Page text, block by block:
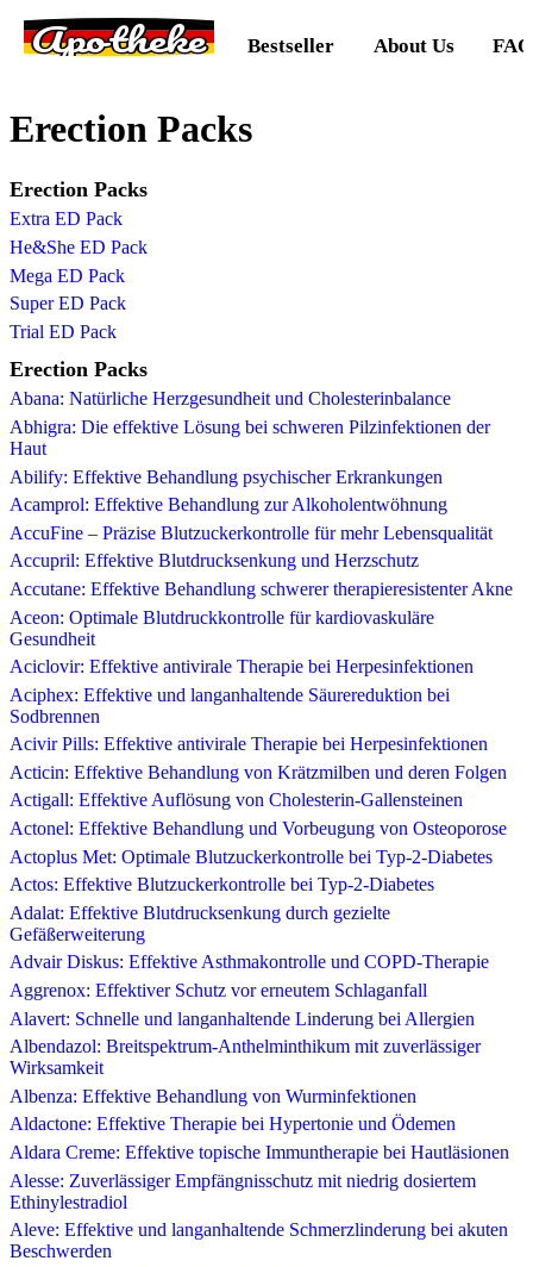
Apotheke Bestseller About Us FAQ
Erection Packs
Erection Packs
Extra ED Pack
He&She ED Pack
Mega ED Pack
Super ED Pack
Trial ED Pack
Erection Packs
Abana: Natürliche Herzgesundheit und Cholesterinbalance
Abhigra: Die effektive Lösung bei schweren Pilzinfektionen der
Haut
Abilify: Effektive Behandlung psychischer Erkrankungen
Acamprol: Effektive Behandlung zur Alkoholentwöhnung
AccuFine – Präzise Blutzuckerkontrolle für mehr Lebensqualität
Accupril: Effektive Blutdrucksenkung und Herzschutz
Accutane: Effektive Behandlung schwerer therapieresistenter Akne
Aceon: Optimale Blutdruckkontrolle für kardiovaskuläre
Gesundheit
Aciclovir: Effektive antivirale Therapie bei Herpesinfektionen
Aciphex: Effektive und langanhaltende Säurereduktion bei
Sodbrennen
Acivir Pills: Effektive antivirale Therapie bei Herpesinfektionen
Acticin: Effektive Behandlung von Krätzmilben und deren Folgen
Actigall: Effektive Auflösung von Cholesterin-Gallensteinen
Actonel: Effektive Behandlung und Vorbeugung von Osteoporose
Actoplus Met: Optimale Blutzuckerkontrolle bei Typ-2-Diabetes
Actos: Effektive Blutzuckerkontrolle bei Typ-2-Diabetes
Adalat: Effektive Blutdrucksenkung durch gezielte
Gefäßerweiterung
Advair Diskus: Effektive Asthmakontrolle und COPD-Therapie
Aggrenox: Effektiver Schutz vor erneutem Schlaganfall
Alavert: Schnelle und langanhaltende Linderung bei Allergien
Albendazol: Breitspektrum-Anthelminthikum mit zuverlässiger
Wirksamkeit
Albenza: Effektive Behandlung von Wurminfektionen
Aldactone: Effektive Therapie bei Hypertonie und Ödemen
Aldara Creme: Effektive topische Immuntherapie bei Hautläsionen
Alesse: Zuverlässiger Empfängnisschutz mit niedrig dosiertem
Ethinylestradiol
Aleve: Effektive und langanhaltende Schmerzlinderung bei akuten
Beschwerden